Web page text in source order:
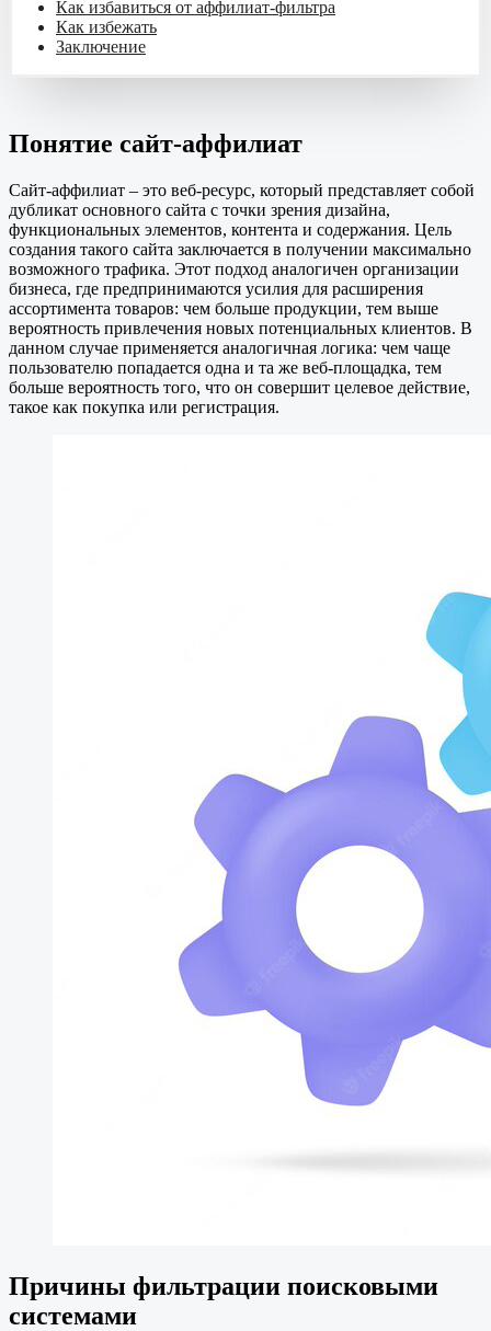
Как избавиться от аффилиат-фильтра
Как избежать
Заключение
Понятие сайт-аффилиат
Сайт-аффилиат – это веб-ресурс, который представляет собой
дубликат основного сайта с точки зрения дизайна,
функциональных элементов, контента и содержания. Цель
создания такого сайта заключается в получении максимально
возможного трафика. Этот подход аналогичен организации
бизнеса, где предпринимаются усилия для расширения
ассортимента товаров: чем больше продукции, тем выше
вероятность привлечения новых потенциальных клиентов. В
данном случае применяется аналогичная логика: чем чаще
пользователю попадается одна и та же веб-площадка, тем
больше вероятность того, что он совершит целевое действие,
такое как покупка или регистрация.
Причины фильтрации поисковыми
системами